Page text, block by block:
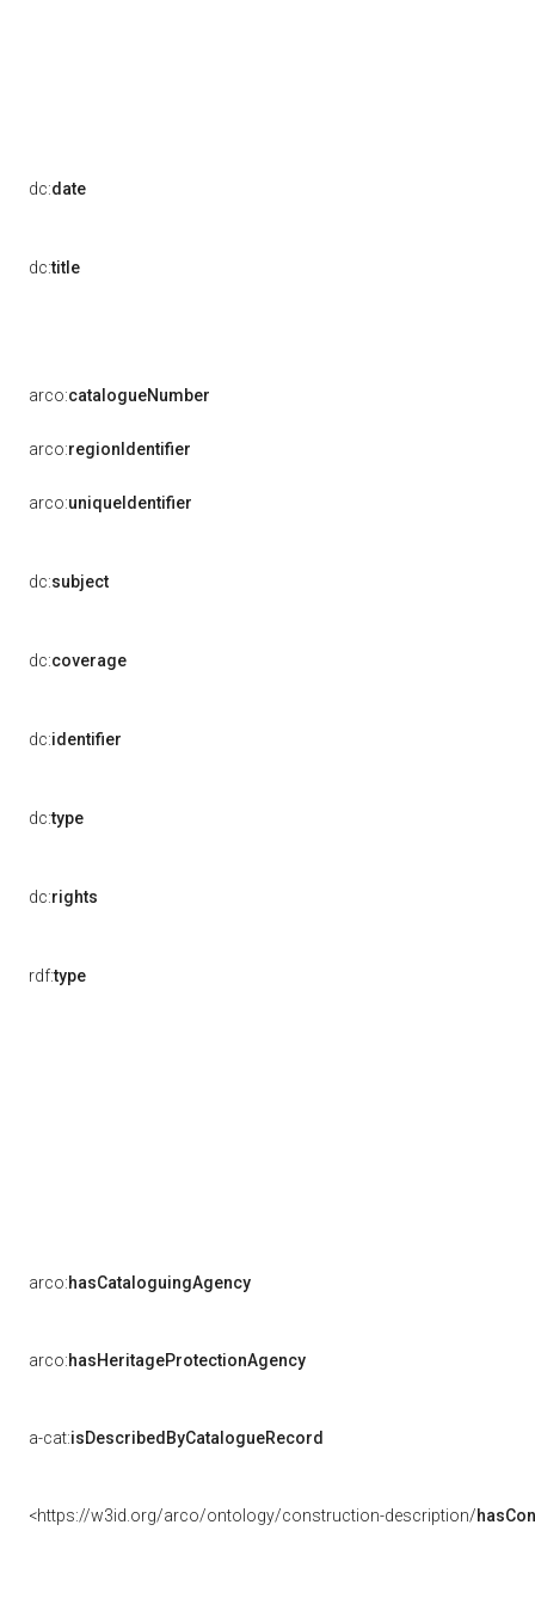
dc:date
dc:title
arco:catalogueNumber
arco:regionIdentifier
arco:uniqueIdentifier
dc:subject
dc:coverage
dc:identifier
dc:type
dc:rights
rdf:type
arco:hasCataloguingAgency
arco:hasHeritageProtectionAgency
a-cat:isDescribedByCatalogueRecord
<https://w3id.org/arco/ontology/construction-description/